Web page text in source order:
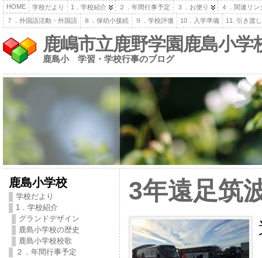
HOME 学校だより 1．学校紹介 ２．年間行事予定 ３．お便り
４．関連リン
７．外国語活動・外国語
８．保幼小接続 ９．学校評価 10．入学準備 11. 引き渡
鹿嶋市立鹿野学園鹿島小学
鹿島小 学習・学校行事のブログ
鹿島小学校
学校だより
1．学校紹介
グランドデザイン
鹿島小学校の歴史
鹿島小学校校歌
２．年間行事予定
3年遠足筑